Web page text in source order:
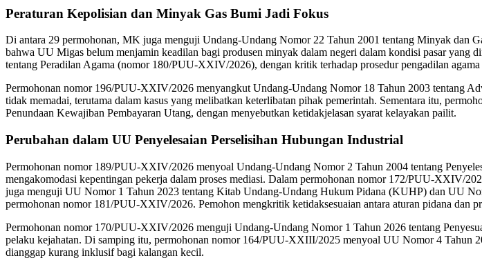
Peraturan Kepolisian dan Minyak Gas Bumi Jadi Fokus
Di antara 29 permohonan, MK juga menguji Undang-Undang Nomor 22 Tahun 2001 tentang Minyak
bahwa UU Migas belum menjamin keadilan bagi produsen minyak dalam negeri dalam kondisi pasar
tentang Peradilan Agama (nomor 180/PUU-XXIV/2026), dengan kritik terhadap prosedur pengadilan
Permohonan nomor 196/PUU-XXIV/2026 menyangkut Undang-Undang Nomor 18 Tahun 2003 tentang
tidak memadai, terutama dalam kasus yang melibatkan keterlibatan pihak pemerintah. Sementara itu,
Penundaan Kewajiban Pembayaran Utang, dengan menyebutkan ketidakjelasan syarat kelayakan pailit.
Perubahan dalam UU Penyelesaian Perselisihan Hubungan Industrial
Permohonan nomor 189/PUU-XXIV/2026 menyoal Undang-Undang Nomor 2 Tahun 2004 tentang
mengakomodasi kepentingan pekerja dalam proses mediasi. Dalam permohonan nomor 172/PUU-XXIV/
juga menguji UU Nomor 1 Tahun 2023 tentang Kitab Undang-Undang Hukum Pidana (KUHP) dan UU
permohonan nomor 181/PUU-XXIV/2026. Pemohon mengkritik ketidaksesuaian antara aturan pidana dan
Permohonan nomor 170/PUU-XXIV/2026 menguji Undang-Undang Nomor 1 Tahun 2026 tentang
pelaku kejahatan. Di samping itu, permohonan nomor 164/PUU-XXIII/2025 menyoal UU Nomor 4 Tahun
dianggap kurang inklusif bagi kalangan kecil.